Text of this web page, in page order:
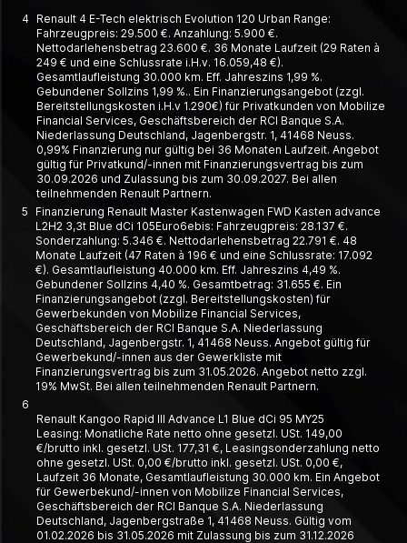
4 Renault 4 E-Tech elektrisch Evolution 120 Urban Range:
Fahrzeugpreis: 29.500 €. Anzahlung: 5.900 €.
Nettodarlehensbetrag 23.600 €. 36 Monate Laufzeit (29 Raten à
249 € und eine Schlussrate i.H.v. 16.059,48 €).
Gesamtlaufleistung 30.000 km. Eff. Jahreszins 1,99 %.
Gebundener Sollzins 1,99 %.. Ein Finanzierungsangebot (zzgl.
Bereitstellungskosten i.H.v 1.290€) für Privatkunden von Mobilize
Financial Services, Geschäftsbereich der RCI Banque S.A.
Niederlassung Deutschland, Jagenbergstr. 1, 41468 Neuss.
0,99% Finanzierung nur gültig bei 36 Monaten Laufzeit. Angebot
gültig für Privatkund/-innen mit Finanzierungsvertrag bis zum
30.09.2026 und Zulassung bis zum 30.09.2027. Bei allen
teilnehmenden Renault Partnern.
5
Finanzierung Renault Master Kastenwagen FWD Kasten advance
L2H2 3,3t Blue dCi 105Euro6ebis: Fahrzeugpreis: 28.137 €.
Sonderzahlung: 5.346 €. Nettodarlehensbetrag 22.791 €. 48
Monate Laufzeit (47 Raten à 196 € und eine Schlussrate: 17.092
€). Gesamtlaufleistung 40.000 km. Eff. Jahreszins 4,49 %.
Gebundener Sollzins 4,40 %. Gesamtbetrag: 31.655 €. Ein
Finanzierungsangebot (zzgl. Bereitstellungskosten) für
Gewerbekunden von Mobilize Financial Services,
Geschäftsbereich der RCI Banque S.A. Niederlassung
Deutschland, Jagenbergstr. 1, 41468 Neuss. Angebot gültig für
Gewerbekund/-innen aus der Gewerkliste mit
Finanzierungsvertrag bis zum 31.05.2026. Angebot netto zzgl.
19% MwSt. Bei allen teilnehmenden Renault Partnern.
6
Renault Kangoo Rapid III Advance L1 Blue dCi 95 MY25
Leasing: Monatliche Rate netto ohne gesetzl. USt. 149,00
€/brutto inkl. gesetzl. USt. 177,31 €, Leasing­­sonder­zahlung netto
ohne gesetzl. USt. 0,00 €/brutto inkl. gesetzl. USt. 0,00 €,
Laufzeit 36 Monate, Gesamt­laufleistung 30.000 km. Ein Angebot
für Gewerbe­kund/-innen von Mobilize Financial Services,
Geschäfts­bereich der RCI Banque S.A. Nieder­lassung
Deutschland, Jagen­berg­straße 1, 41468 Neuss. Gültig vom
01.02.2026 bis 31.05.2026 mit Zulassung bis zum 31.12.2026